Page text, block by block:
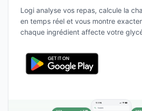
Logi analyse vos repas, calcule la
en temps réel et vous montre
chaque ingrédient affecte votre